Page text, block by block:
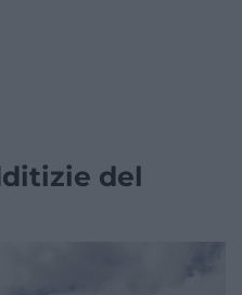
del